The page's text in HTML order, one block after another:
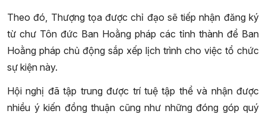
Theo đó, Thượng tọa được chỉ đạo sẽ tiếp nhận đăng ký
từ chư Tôn đức Ban Hoằng pháp các tỉnh thành để Ban
Hoằng pháp chủ động sắp xếp lịch trình cho việc tổ chức
sự kiện này.
Hội nghị đã tập trung được trí tuệ tập thể và nhận được
nhiều ý kiến đồng thuận cũng như những đóng góp quý